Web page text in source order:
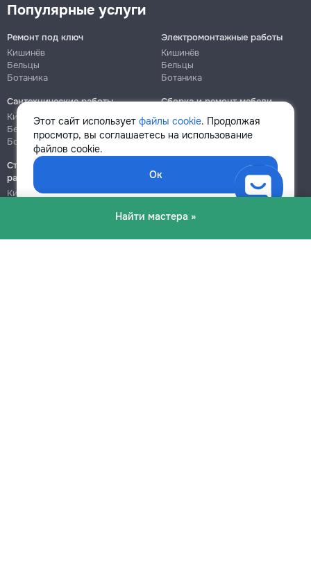
Найти мастера »
Этот сайт использует файлы cookie. Продолжая
просмотр, вы соглашаетесь на использование
файлов cookie.
Ок
Популярные услуги
Ремонт под ключ
Кишинёв
Бельцы
Ботаника
Электромонтажные работы
Кишинёв
Бельцы
Ботаника
Сантехнические работы
Кишинёв
Бельцы
Ботаника
Сборка и ремонт мебели
Кишинёв
Ботаника
Строительно-монтажные
работы
Кишинёв